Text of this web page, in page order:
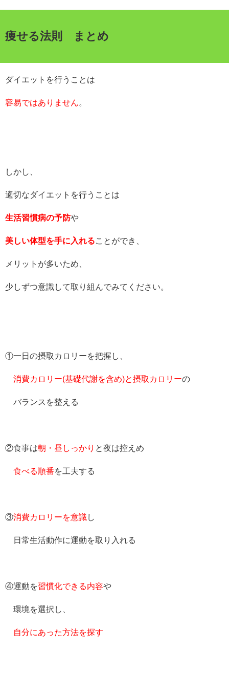
痩せる法則 まとめ
ダイエットを行うことは
容易ではありません。
しかし、
適切なダイエットを行うことは
生活習慣病の予防や
美しい体型を手に入れることができ、
メリットが多いため、
少しずつ意識して取り組んでみてください。
①一日の摂取カロリーを把握し、
消費カロリー(基礎代謝を含め)と摂取カロリーの
バランスを整える
②食事は朝・昼しっかり と夜は控えめ
食べる順番を工夫する
③消費カロリーを意識し
日常生活動作に運動を取り入れる
④運動を習慣化できる内容や
環境を選択し、
自分にあった方法を探す